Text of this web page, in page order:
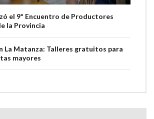
el 9º Encuentro de Productores
la Provincia
La Matanza: Talleres gratuitos para
mayores